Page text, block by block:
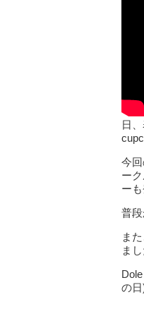
日
今
ー
ーも
普
ま
まし
の